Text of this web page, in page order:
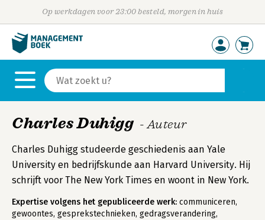
Op werkdagen voor 23:00 besteld, morgen in huis
Charles Duhigg - Auteur
Charles Duhigg studeerde geschiedenis aan Yale
University en bedrijfskunde aan Harvard University. Hij
schrijft voor The New York Times en woont in New York.
Expertise volgens het gepubliceerde werk: communiceren,
gewoontes, gesprekstechnieken, gedragsverandering,